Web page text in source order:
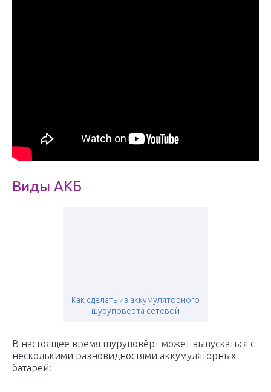
Виды АКБ
Как сделать из аккумуляторного
шуруповерта сетевой
В настоящее время шуруповёрт может выпускаться с
несколькими разновидностями аккумуляторных
батарей: